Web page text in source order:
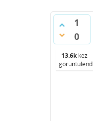
1
0
13.6kkez
görüntülendi